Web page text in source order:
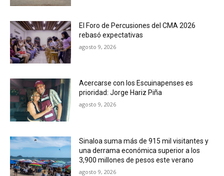
El Foro de Percusiones del CMA 2026
rebasó expectativas
agosto 9, 2026
Acercarse con los Escuinapenses es
prioridad: Jorge Hariz Piña
agosto 9, 2026
Sinaloa suma más de 915 mil visitantes y
una derrama económica superior a los
3,900 millones de pesos este verano
agosto 9, 2026